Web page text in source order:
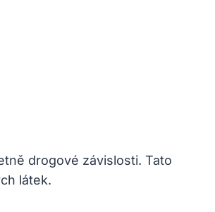
drogové závislosti. Tato
látek.